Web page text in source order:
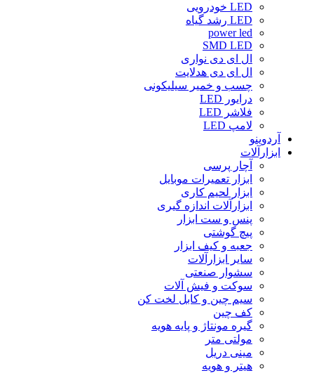
LED خودرویی
LED رشد گیاه
power led
SMD LED
ال ای دی نواری
ال ای دی هدلایت
چسب و خمیر سیلیکونی
درایور LED
فلاشر LED
لامپ LED
آردوینو
ابزارآلات
آچار پرسی
ابزار تعمیرات موبایل
ابزار لحیم کاری
ابزارآلات اندازه گیری
پنس و ست ابزار
پیچ گوشتی
جعبه و کیف ابزار
سایر ابزارآلات
سشوار صنعتی
سوکت و فیش آلات
سیم چین و کابل لخت کن
کف چین
گیره مونتاژ و پایه هویه
مولتی متر
مینی دریل
هیتر و هویه